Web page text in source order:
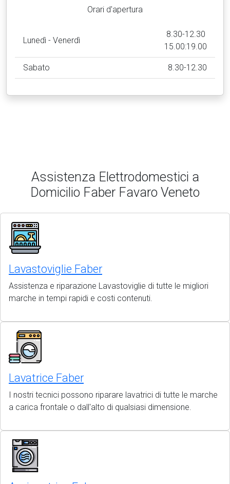
Orari d'apertura
Lunedì - Venerdì
8.30-12.30
15.00:19.00
Sabato 8.30-12.30
Assistenza Elettrodomestici a
Domicilio Faber Favaro Veneto
Lavastoviglie Faber
Assistenza e riparazione Lavastoviglie di tutte le migliori
marche in tempi rapidi e costi contenuti.
Lavatrice Faber
I nostri tecnici possono riparare lavatrici di tutte le marche
a carica frontale o dall'alto di qualsiasi dimensione.